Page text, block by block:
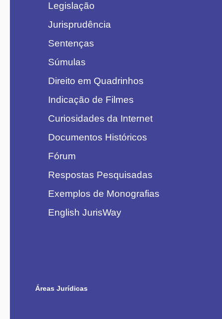
Legislação
Jurisprudência
Sentenças
Súmulas
Direito em Quadrinhos
Indicação de Filmes
Curiosidades da Internet
Documentos Históricos
Fórum
Respostas Pesquisadas
Exemplos de Monografias
English JurisWay
Áreas Jurídicas